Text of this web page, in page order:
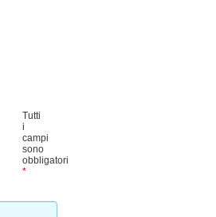
Tutti
i
campi
sono
obbligatori
*